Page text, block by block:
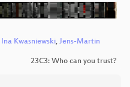
Ina Kwasniewski, Jens-Martin
23C3: Who can you trust?